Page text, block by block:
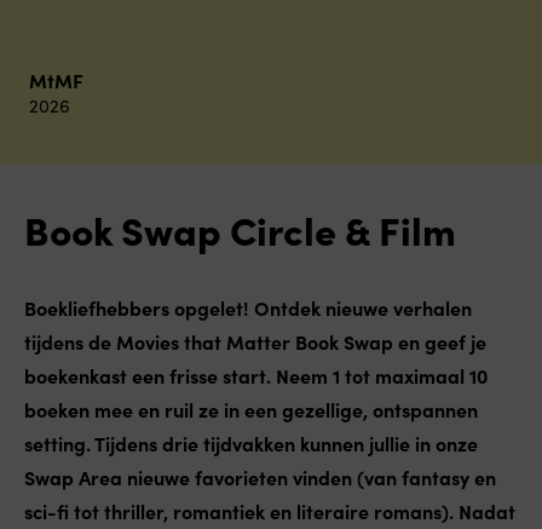
MtMF
2026
Book Swap Circle & Film
Boekliefhebbers opgelet! Ontdek nieuwe verhalen
tijdens de Movies that Matter Book Swap en geef je
boekenkast een frisse start. Neem 1 tot maximaal 10
boeken mee en ruil ze in een gezellige, ontspannen
setting. Tijdens drie tijdvakken kunnen jullie in onze
Swap Area nieuwe favorieten vinden (van fantasy en
sci-fi tot thriller, romantiek en literaire romans). Nadat